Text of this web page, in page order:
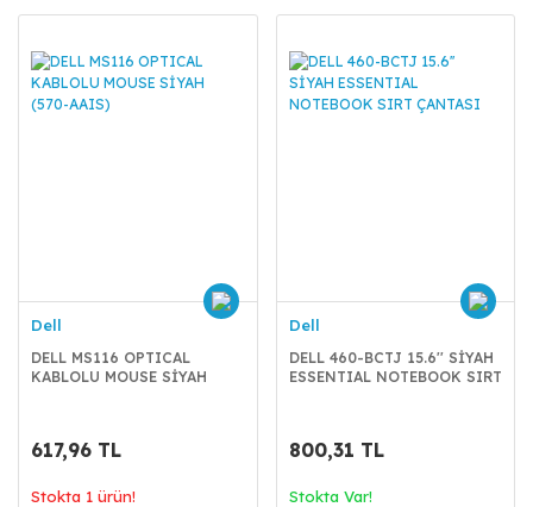
Dell
DELL MS116 OPTICAL
KABLOLU MOUSE SİYAH
617,96 TL
Stokta 1 ürün!
Dell
DELL 460-BCTJ 15.6'' SİYAH
ESSENTIAL NOTEBOOK SIRT
800,31 TL
Stokta Var!